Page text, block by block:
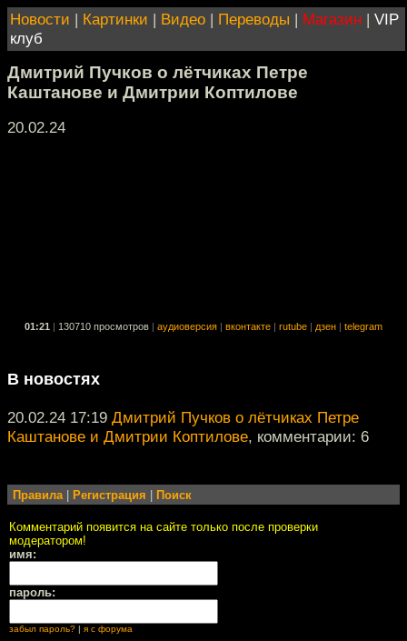
Новости | Картинки | Видео | Переводы | Магазин | VIP
клуб
Дмитрий Пучков о лётчиках Петре
Каштанове и Дмитрии Коптилове
20.02.24
01:21 130710 просмотров аудиоверсия вконтакте rutube дзен telegram
В новостях
20.02.24 17:19 Дмитрий Пучков о лётчиках Петре
Каштанове и Дмитрии Коптилове, комментарии: 6
Правила| Регистрация Поиск
Комментарий появится на сайте только после проверки
модератором!
имя:
пароль:
забыл пароль? я с форума